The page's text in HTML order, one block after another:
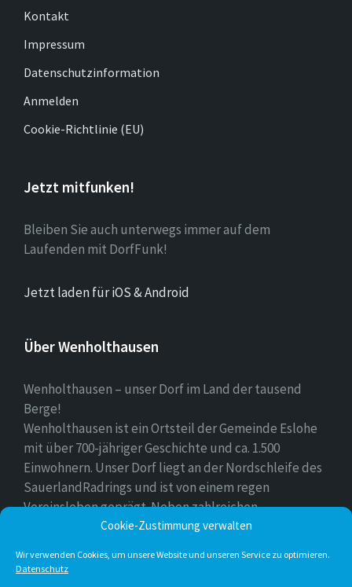
Cookie-Zustimmung verwalten
Wir verwenden Cookies, um unsere Website und unseren Service zu optimieren.
Datenschutz
Kontakt
Impressum
Datenschutzinformation
Anmelden
Cookie-Richtlinie (EU)
Jetzt mitfunken!
Bleiben Sie auch unterwegs immer auf dem
Laufenden mit DorfFunk!
Jetzt laden für iOS & Android
Über Wenholthausen
Wenholthausen – unser Dorf im Land der tausend
Berge!
Wenholthausen ist ein Ortsteil der Gemeinde Eslohe
mit über 700-jähriger Geschichte und ca. 1.500
Einwohnern. Unser Dorf liegt an der Nordschleife des
SauerlandRadrings und ist von einem regen
Vereinsleben geprägt. Neben zahlreichen
Freizeitmöglichkeiten ist unser Ort für sein